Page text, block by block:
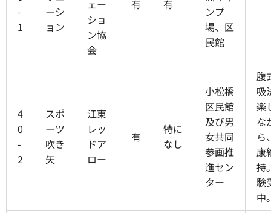
-
1
ーシ
ョン
ェー
ショ
ン協
会
有 有
ンプ
場、区
民館
4
0
-
2
スポ
ーツ
吹き
矢
江東
レッ
ドア
ロー
有
特に
なし
小松橋
区民館
及び男
女共同
参画推
進セン
ター
腹
吸
楽
な
ら
康
持
験
中